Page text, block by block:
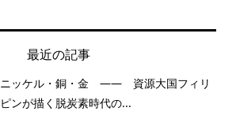
最近の記事
ニッケル・銅・金 —— 資源大国フィリ
ピンが描く脱炭素時代の...